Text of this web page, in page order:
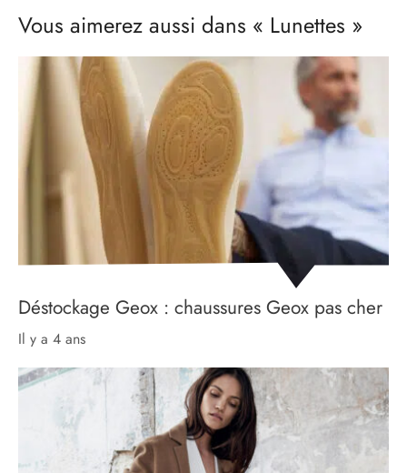
Vous aimerez aussi dans « Lunettes »
Déstockage Geox : chaussures Geox pas cher
il y a 4 ans